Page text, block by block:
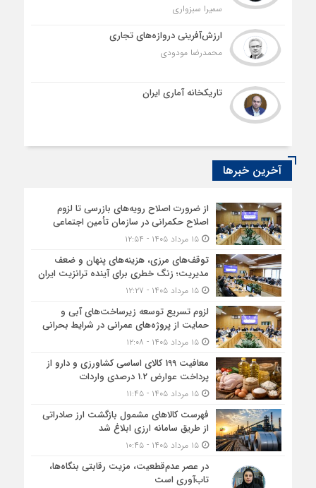
سمیرا سبزواری
ارزش‌آفرینی دروازه‌های تجاری
محمدرضا مودودی
تاریکخانه آماری ایران
آخرین خبرها
از ضرورت اصلاح رویه‌های بازرسی تا لزوم
اصلاح حکمرانی در سازمان تأمین اجتماعی
۱۵ مرداد ۱۴۰۵ - ۱۲:۵۴
توقف‌های مرزی، هزینه‌های پنهان و ضعف
مدیریت؛ زنگ خطری برای آینده ترانزیت ایران
۱۵ مرداد ۱۴۰۵ - ۱۲:۲۷
لزوم تسریع توسعه زیرساخت‌های آبی و
حمایت از پروژه‌های عمرانی در شرایط بحرانی
۱۵ مرداد ۱۴۰۵ - ۱۲:۰۸
معافیت 199 کالای اساسی کشاورزی و دارو از
پرداخت عوارض 1.2 درصدی واردات
۱۵ مرداد ۱۴۰۵ - ۱۱:۴۵
فهرست کالاهای مشمول بازگشت ارز صادراتی
از طریق سامانه ارزی ابلاغ شد
۱۵ مرداد ۱۴۰۵ - ۱۰:۴۵
در عصر عدم‌قطعیت، مزیت رقابتی بنگاه‌ها،
تاب‌آوری است